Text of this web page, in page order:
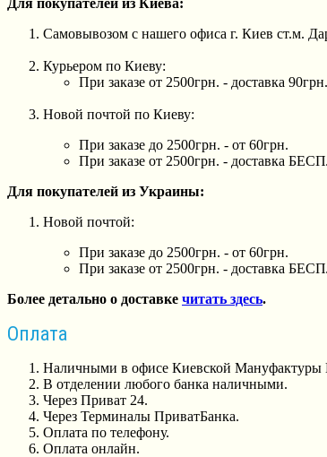
Для покупателей из Киева:
Самовывозом с нашего офиса г. Киев ст.м.
Курьером по Киеву:
При заказе от 2500грн. - доставка 90грн.
Новой почтой по Киеву:
При заказе до 2500грн. - от 60грн.
При заказе от 2500грн. - доставка
Для покупателей из Украины:
Новой почтой:
При заказе до 2500грн. - от 60грн.
При заказе от 2500грн. - доставка
Более детально о доставке читать здесь.
Оплата
Наличными в офисе Киевской
В отделении любого банка наличными.
Через Приват 24.
Через Терминалы ПриватБанка.
Оплата по телефону.
Оплата онлайн.